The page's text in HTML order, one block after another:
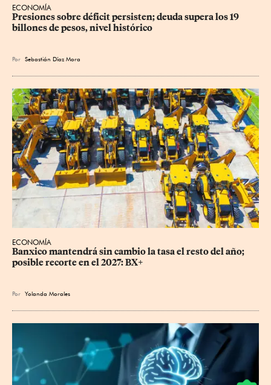
ECONOMÍA
Presiones sobre déficit persisten; deuda supera los 19
billones de pesos, nivel histórico
Por Sebastián Díaz Mora
ECONOMÍA
Banxico mantendrá sin cambio la tasa el resto del año;
posible recorte en el 2027: BX+
Por Yolanda Morales